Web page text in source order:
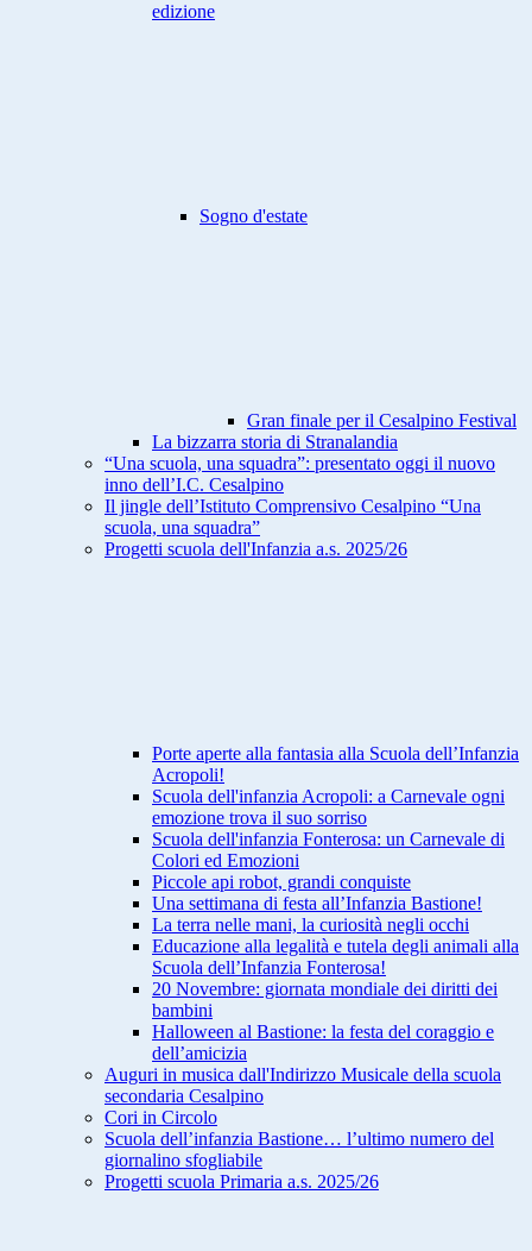
edizione
Sogno d'estate
Gran finale per il Cesalpino Festival
La bizzarra storia di Stranalandia
“Una scuola, una squadra”: presentato oggi il nuovo
inno dell’I.C. Cesalpino
Il jingle dell’Istituto Comprensivo Cesalpino “Una
scuola, una squadra”
Progetti scuola dell'Infanzia a.s. 2025/26
Porte aperte alla fantasia alla Scuola dell’Infanzia
Acropoli!
Scuola dell'infanzia Acropoli: a Carnevale ogni
emozione trova il suo sorriso
Scuola dell'infanzia Fonterosa: un Carnevale di
Colori ed Emozioni
Piccole api robot, grandi conquiste
Una settimana di festa all’Infanzia Bastione!
La terra nelle mani, la curiosità negli occhi
Educazione alla legalità e tutela degli animali alla
Scuola dell’Infanzia Fonterosa!
20 Novembre: giornata mondiale dei diritti dei
bambini
Halloween al Bastione: la festa del coraggio e
dell’amicizia
Auguri in musica dall'Indirizzo Musicale della scuola
secondaria Cesalpino
Cori in Circolo
Scuola dell’infanzia Bastione… l’ultimo numero del
giornalino sfogliabile
Progetti scuola Primaria a.s. 2025/26